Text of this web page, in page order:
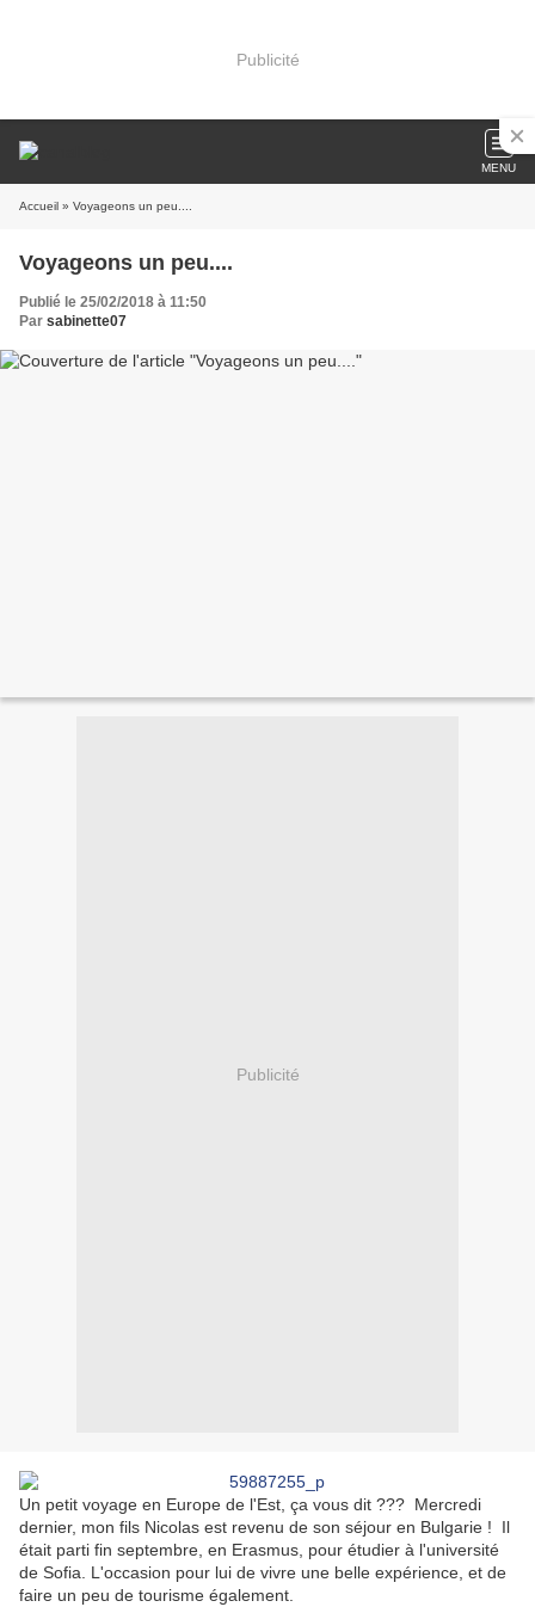
Publicité
MENU
Accueil » Voyageons un peu....
Voyageons un peu....
Publié le 25/02/2018 à 11:50
Par sabinette07
Publicité
Un petit voyage en Europe de l'Est, ça vous dit ??? Mercredi
dernier, mon fils Nicolas est revenu de son séjour en Bulgarie ! Il
était parti fin septembre, en Erasmus, pour étudier à l'université
de Sofia. L'occasion pour lui de vivre une belle expérience, et de
faire un peu de tourisme également.